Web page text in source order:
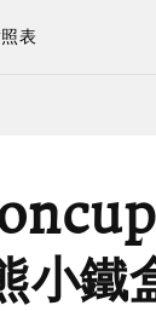
表
小鐵